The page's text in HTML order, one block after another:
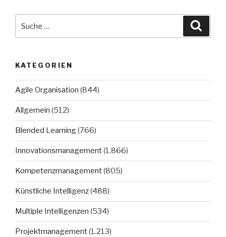
nach:
KATEGORIEN
Agile Organisation (844)
Allgemein (512)
Blended Learning(766)
Innovationsmanagement(1.866)
Kompetenzmanagement(805)
Künstliche Intelligenz(488)
Multiple Intelligenzen (534)
Projektmanagement(1.213)